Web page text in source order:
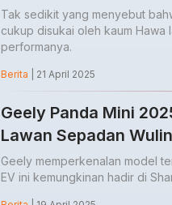
Tak sedikit yang menyebut
cukup disukai oleh kaum Hawa
performanya.
Berita | 21 April 2025
Geely Panda Mini
Lawan Sepadan
Geely memperkenalan model
EV ini kemungkinan hadir di